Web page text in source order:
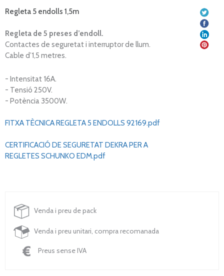
Regleta 5 endolls 1,5m
Regleta de 5 preses d’endoll.
Contactes de seguretat i interruptor de llum.
Cable d’1,5 metres.
- Intensitat 16A.
- Tensió 250V.
- Potència 3500W.
FITXA TÈCNICA REGLETA 5 ENDOLLS 92169.pdf
CERTIFICACIÓ DE SEGURETAT DEKRA PER A
REGLETES SCHUNKO EDM.pdf
Venda i preu de pack
Venda i preu unitari, compra recomanada
Preus sense IVA